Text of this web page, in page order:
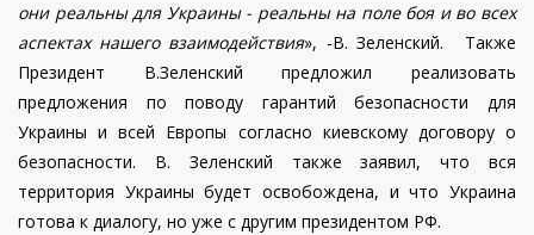
они реальны для Украины - реальны на поле боя и во всех
аспектах нашего взаимодействия», -В. Зеленский. Также
Президент В.Зеленский предложил реализовать
предложения по поводу гарантий безопасности для
Украины и всей Европы согласно киевскому договору о
безопасности. В. Зеленский также заявил, что вся
территория Украины будет освобождена, и что Украина
готова к диалогу, но уже с другим президентом РФ.